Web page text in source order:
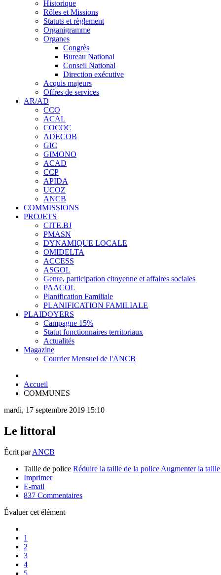
Historique
Rôles et Missions
Statuts et règlement
Organigramme
Organes
Congrès
Bureau National
Conseil National
Direction exécutive
Acquis majeurs
Offres de services
AR/AD
CCO
ACAL
COCOC
ADECOB
GIC
GIMONO
ACAD
CCP
APIDA
UCOZ
ANCB
COMMISSIONS
PROJETS
CITE.BJ
PMASN
DYNAMIQUE LOCALE
OMIDELTA
ACCESS
ASGOL
Genre, participation citoyenne et affaires sociales
PAACOL
Planification Familiale
PLANIFICATION FAMILIALE
PLAIDOYERS
Campagne 15%
Statut fonctionnaires territoriaux
Actualités
Magazine
Courrier Mensuel de l'ANCB
Accueil
COMMUNES
mardi, 17 septembre 2019 15:10
Le littoral
Écrit parANCB
Taille de police Réduire la taille de la police Augmenter la
Imprimer
E-mail
837 Commentaires
Évaluer cet élément
1
2
3
4
5